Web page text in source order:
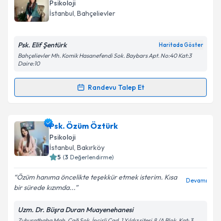
takvim hazırlandığında e-posta ile bilgilendireceğiz.
Kişisel verilerimin işlenmesine ilişkinAydınlatma
'ni okudum ve kişisel verilerimin belirtilen
kapsamda işlenmesini kabul ediyorum.
Takvim Talebini Gönder
Psikoloji
İstanbul, Bahçelievler
Psk. Elif Şentürk Haritada Göster
Bahçelievler Mh. Komik Hasanefendi Sok. Baybars Apt. No:40 Kat:3
Daire:10
Randevu Talep Et
Randevu Takvimi Talebi
Psk. Elif Şentürk için randevu takvimi talebi
oluşturun. Size bu uzmandan randevu almanız için bir
takvim hazırlandığında e-posta ile bilgilendireceğiz.
Kişisel verilerimin işlenmesine ilişkin
Psk. Özüm Öztürk
Psikoloji
İstanbul, Bakırköy
5 (3 Değerlendirme)
Özüm hanıma öncelikte teşekkür etmek isterim. Kısa
bir sürede kızımda...
Devamı
Uzm. Dr. Büşra Duran Muayenehanesi